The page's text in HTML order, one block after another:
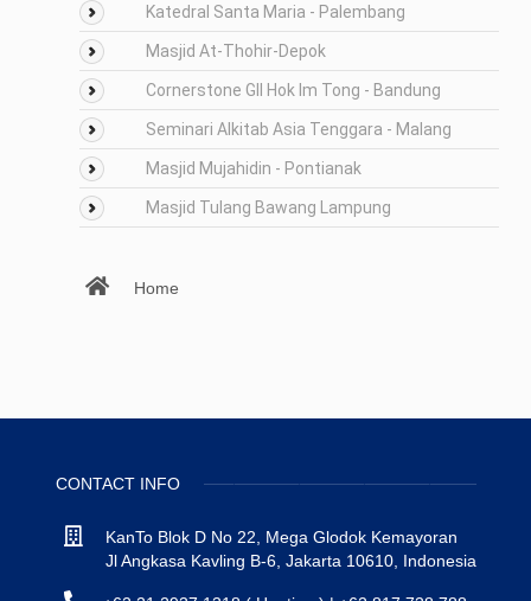
Katedral Santa Maria - Palembang
Masjid At-Thohir-Depok
Cornerstone GII Hok Im Tong - Bandung
Seminari Alkitab Asia Tenggara - Malang
Masjid Mujahidin - Pontianak
Masjid Tulang Bawang Lampung
Home
CONTACT INFO
KanTo Blok D No 22, Mega Glodok Kemayoran
Jl Angkasa Kavling B-6, Jakarta 10610, Indonesia